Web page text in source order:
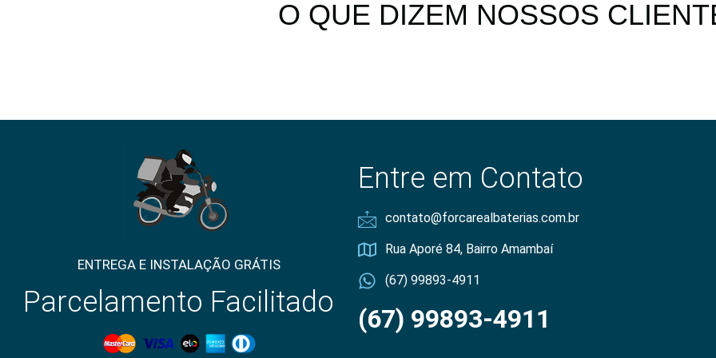
O QUE DIZEM NOSSOS
ENTREGA E INSTALAÇÃO GRÁTIS
Parcelamento Facilitado
Entre em Contato
contato@forcarealbaterias.com.br
Rua Aporé 84, Bairro Amambaí
(67) 99893-4911
(67) 99893-4911